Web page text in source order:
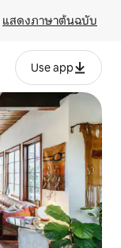
แสดงภาษาต้นฉบับ
Use app